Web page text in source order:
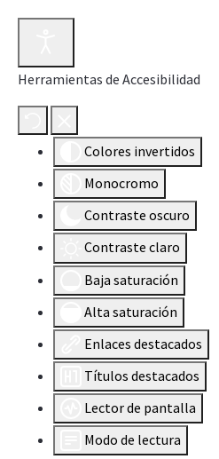
Herramientas de Accesibilidad
Colores invertidos
Monocromo
Contraste oscuro
Contraste claro
Baja saturación
Alta saturación
Enlaces destacados
Títulos destacados
Lector de pantalla
Modo de lectura